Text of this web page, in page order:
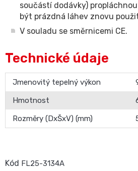
součástí dodávky)
být prázdná láhev znovu
V souladu se směrnicemi CE.
Technické údaje
Jmenovitý tepelný výkon
Hmotnost
Rozměry (DxŠxV) (mm)
Kód FL25-3134A